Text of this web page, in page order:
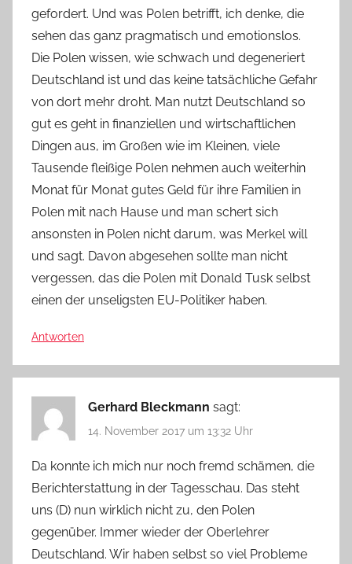
gefordert. Und was Polen betrifft, ich denke, die
sehen das ganz pragmatisch und emotionslos.
Die Polen wissen, wie schwach und degeneriert
Deutschland ist und das keine tatsächliche Gefahr
von dort mehr droht. Man nutzt Deutschland so
gut es geht in finanziellen und wirtschaftlichen
Dingen aus, im Großen wie im Kleinen, viele
Tausende fleißige Polen nehmen auch weiterhin
Monat für Monat gutes Geld für ihre Familien in
Polen mit nach Hause und man schert sich
ansonsten in Polen nicht darum, was Merkel will
und sagt. Davon abgesehen sollte man nicht
vergessen, das die Polen mit Donald Tusk selbst
einen der unseligsten EU-Politiker haben.
Antworten
Gerhard Bleckmann sagt:
14. November 2017 um 13:32 Uhr
Da konnte ich mich nur noch fremd schämen, die
Berichterstattung in der Tagesschau. Das steht
uns (D) nun wirklich nicht zu, den Polen
gegenüber. Immer wieder der Oberlehrer
Deutschland. Wir haben selbst so viel Probleme